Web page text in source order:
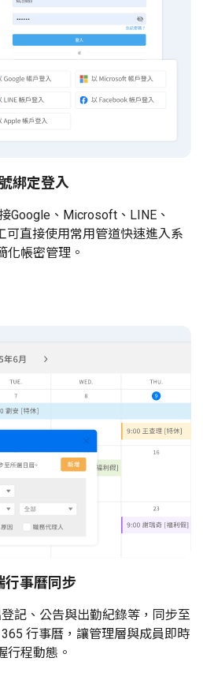
綁定登入
Google、Microsoft、LINE、
可直接使用常用管道快速進入系
化帳密管理。
行事曆同步
記、公告與出勤紀錄等，同步至
行事曆，讓管理層與成員即時
行程動態。